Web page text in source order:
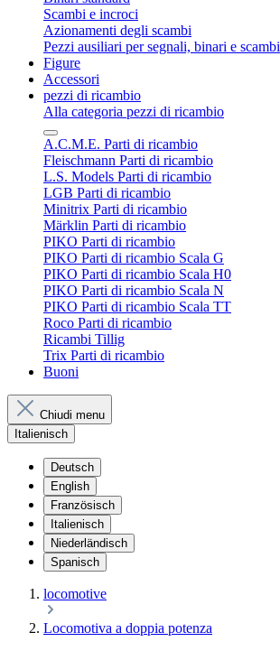
Scambi e incroci
Azionamenti degli scambi
Pezzi ausiliari per segnali, binari e scambi
Figure
Accessori
pezzi di ricambio
Alla categoria pezzi di ricambio
A.C.M.E. Parti di ricambio
Fleischmann Parti di ricambio
L.S. Models Parti di ricambio
LGB Parti di ricambio
Minitrix Parti di ricambio
Märklin Parti di ricambio
PIKO Parti di ricambio
PIKO Parti di ricambio Scala G
PIKO Parti di ricambio Scala H0
PIKO Parti di ricambio Scala N
PIKO Parti di ricambio Scala TT
Roco Parti di ricambio
Ricambi Tillig
Trix Parti di ricambio
Buoni
Chiudi menu
Italienisch
Deutsch
English
Französisch
Italienisch
Niederländisch
Spanisch
locomotive
Locomotiva a doppia potenza